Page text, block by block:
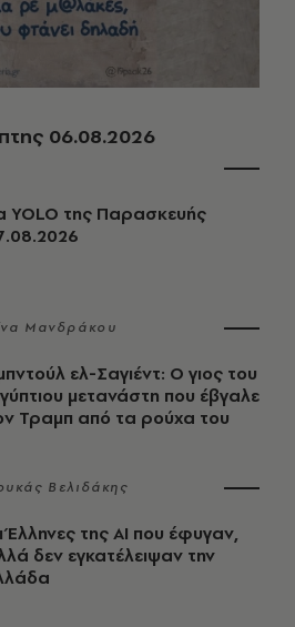
06.08.2026
YOLO της Παρασκευής
Μανδράκου
ελ-Σαγιέντ: Ο γιος του
μετανάστη που έβγαλε
Τραμπ από τα ρούχα του
Βελιδάκης
Έλληνες της ΑΙ που έφυγαν,
δεν εγκατέλειψαν την